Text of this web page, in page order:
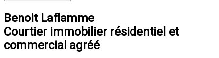
Benoit Laflamme
Courtier immobilier résidentiel et
commercial agréé